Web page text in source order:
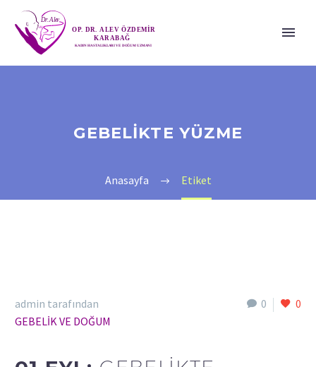
GEBELIKTE YÜZME
Anasayfa Etiket
0 0
admin tarafından
GEBELİK VE DOĞUM